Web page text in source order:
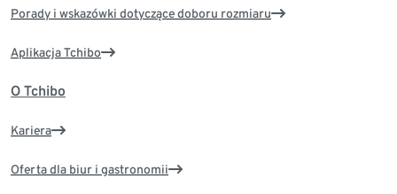
Porady i wskazówki dotyczące doboru rozmiaru
Aplikacja Tchibo
O Tchibo
Kariera
Oferta dla biur i gastronomii